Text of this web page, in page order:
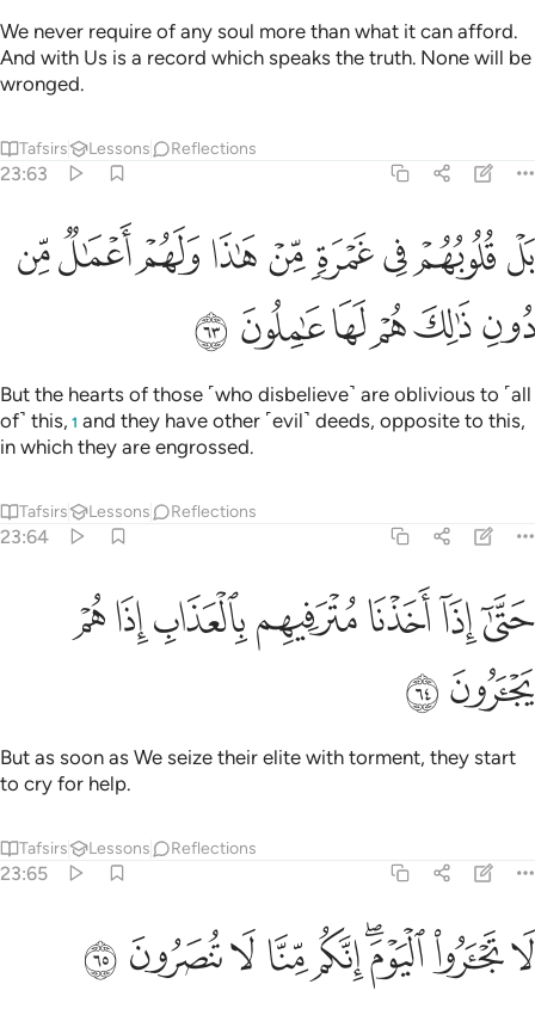
We never require of any soul more than what it can afford.
And with Us is a record which speaks the truth. None will be
wronged.
Tafsirs Lessons Reflections
23:63
بل قلوبهم في غمرة من هاذا ولهم اعمال من دون ذالك هم لها عاملون ٦٣
بَلْ قُلُوبُهُمْ فِى غَمْرَةٍۢ مِّنْ هَـٰذَا وَلَهُمْ أَعْمَـٰلٌۭ مِّن دُونِ ذَٰلِكَ هُمْ لَهَا
ﱢﱣﱤﱥﱦﱧﱨﱩﱪ
ﱫﱬﱭﱮﱯ ﱰ
But the hearts of those ˹who disbelieve˺ are oblivious to ˹all
of˺ this, 1 and they have other ˹evil˺ deeds, opposite to this,
in which they are engrossed.
Tafsirs Lessons Reflections
23:64
حتى اذا اخذنا مترفيهم بالعذاب اذا هم يجارون ٦٤
حَتَّىٰٓ إِذَآ أَخَذْنَا مُتْرَفِيهِم بِٱلْعَذَابِ إِذَا هُمْ يَجْـَٔرُونَ ٦٤
ﱱﱲﱳﱴﱵﱶﱷ
ﱸﱹ
But as soon as We seize their elite with torment, they start
to cry for help.
Tafsirs Lessons Reflections
23:65
لا تجاروا اليوم انكم منا لا تنصرون ٦٥
لَا تَجْـَٔرُوا۟ ٱلْيَوْمَ ۖ إِنَّكُم مِّنَّا لَا تُنصَرُونَ ٦٥
ﱺﱻﱼﱽﱾﱿﲀﲁ ﲂ